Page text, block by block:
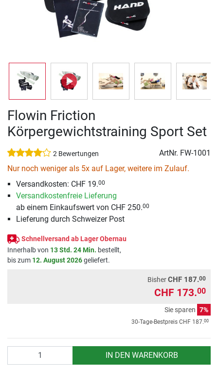
Flowin Friction
Körpergewichtstraining Sport Set
2 Bewertungen ArtNr. FW-1001
Nur noch weniger als 5x auf Lager, weitere im Zulauf.
Versandkosten: CHF 19.00
Versandkostenfreie Lieferung
ab einem Einkaufswert von CHF 250.00
Lieferung durch Schweizer Post
Schnellversand ab Lager Obernau
Innerhalb von 13 Std. 24 Min. bestellt,
bis zum 12. August 2026geliefert.
BisherCHF 187.00
CHF 173.00
Sie sparen 7%
30-Tage-Bestpreis CHF 187.00
IN DEN WARENKORB